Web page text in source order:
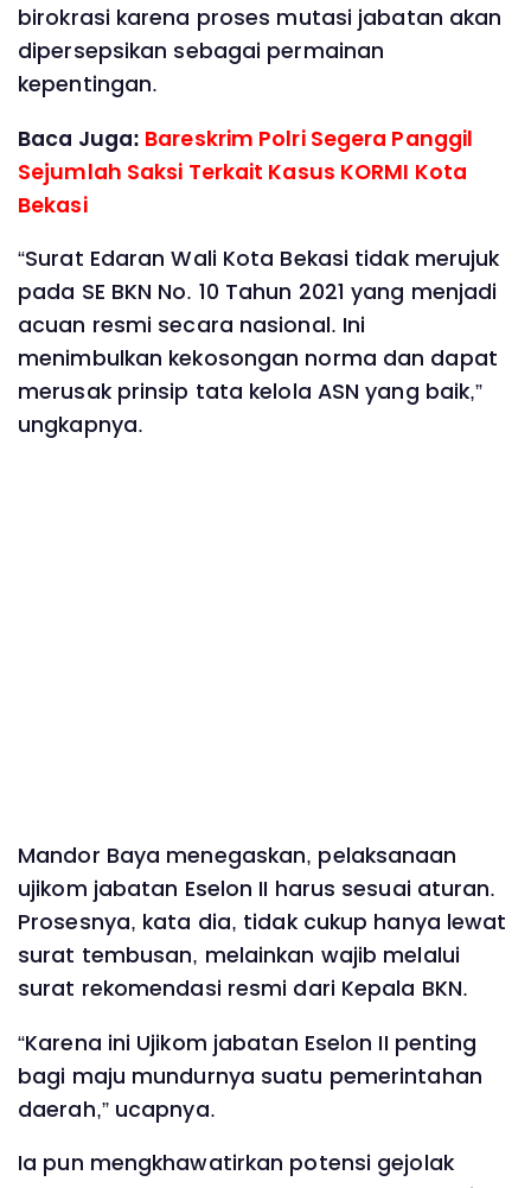
birokrasi karena proses mutasi jabatan akan
dipersepsikan sebagai permainan
kepentingan.
Baca Juga: Bareskrim Polri Segera Panggil
Sejumlah Saksi Terkait Kasus KORMI Kota
Bekasi
“Surat Edaran Wali Kota Bekasi tidak merujuk
pada SE BKN No. 10 Tahun 2021 yang menjadi
acuan resmi secara nasional. Ini
menimbulkan kekosongan norma dan dapat
merusak prinsip tata kelola ASN yang baik,”
ungkapnya.
Mandor Baya menegaskan, pelaksanaan
ujikom jabatan Eselon II harus sesuai aturan.
Prosesnya, kata dia, tidak cukup hanya lewat
surat tembusan, melainkan wajib melalui
surat rekomendasi resmi dari Kepala BKN.
“Karena ini Ujikom jabatan Eselon II penting
bagi maju mundurnya suatu pemerintahan
daerah,” ucapnya.
Ia pun mengkhawatirkan potensi gejolak